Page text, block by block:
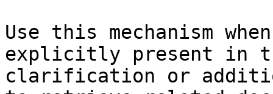
Use this mechanism
explicitly present in
clarification or